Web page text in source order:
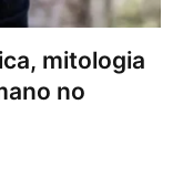
mitologia
no